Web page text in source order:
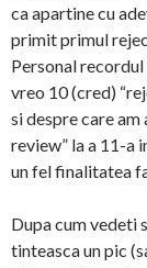
ca apartine cu
primit primul
Personal
vreo 10 (cred)
si despre care
review” la a 11-a
un fel finalitatea
Dupa cum vedeti
tinteasca un pic